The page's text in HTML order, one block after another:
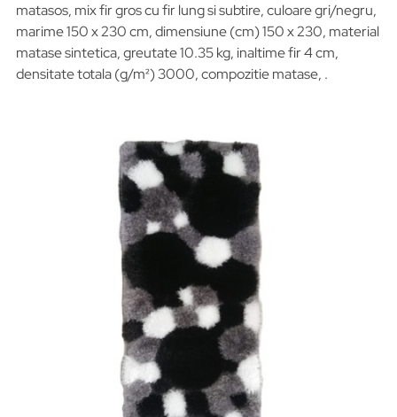
matasos, mix fir gros cu fir lung si subtire, culoare gri/negru,
marime 150 x 230 cm, dimensiune (cm) 150 x 230, material
matase sintetica, greutate 10.35 kg, inaltime fir 4 cm,
densitate totala (g/m²) 3000, compozitie matase, .